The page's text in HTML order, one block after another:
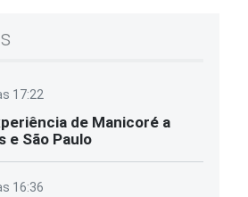
17:22
de Manicoré a
e São Paulo
16:36